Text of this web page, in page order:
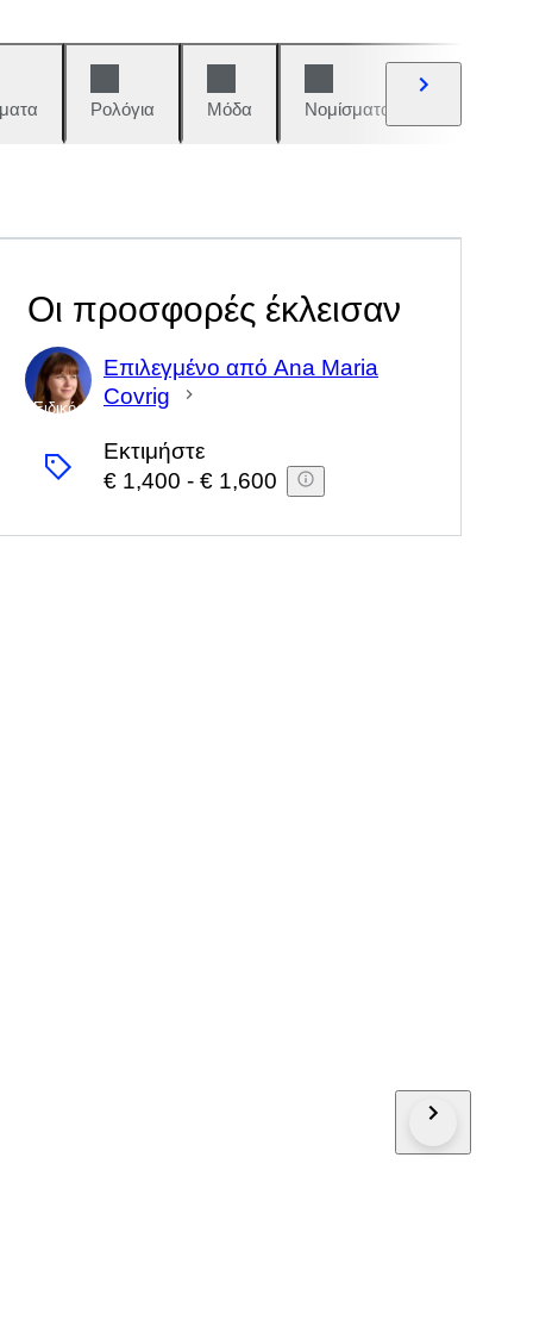
Ρολόγια Μόδα Νομίσματα και
Οι προσφορές έκλεισαν
Ειδικός
Επιλεγμένο από Ana Maria
Covrig
Εκτιμήστε
€ 1,400 - € 1,600